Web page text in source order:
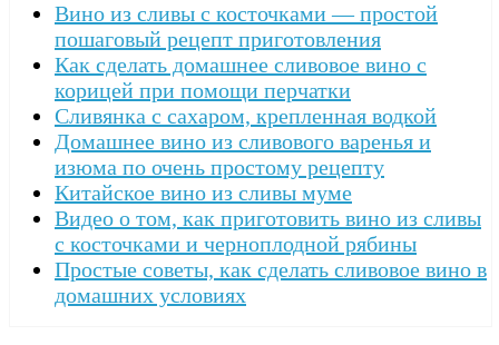
Вино из сливы с косточками — простой
пошаговый рецепт приготовления
Как сделать домашнее сливовое вино с
корицей при помощи перчатки
Сливянка с сахаром, крепленная водкой
Домашнее вино из сливового варенья и
изюма по очень простому рецепту
Китайское вино из сливы муме
Видео о том, как приготовить вино из сливы
с косточками и черноплодной рябины
Простые советы, как сделать сливовое вино в
домашних условиях